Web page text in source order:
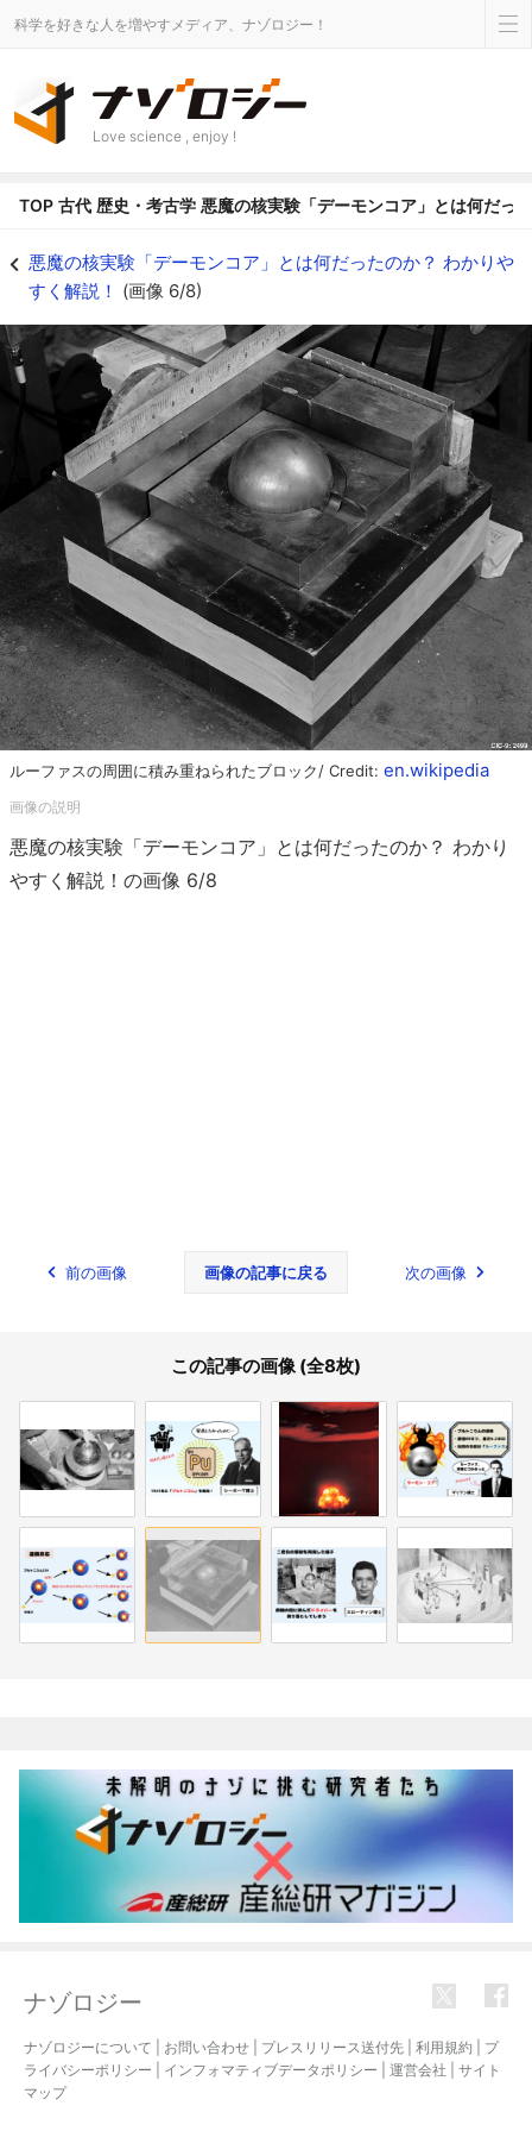
科学を好きな人を増やすメディア、ナゾロジー！
Love science , enjoy !
TOP 古代 歴史・考古学 悪魔の核実験「デーモンコア」とは何だっ
悪魔の核実験「デーモンコア」とは何だったのか？ わかりや
すく解説！ (画像 6/8)
ルーファスの周囲に積み重ねられたブロック/ Credit: en.wikipedia
悪魔の核実験「デーモンコア」とは何だったのか？ わかり
やすく解説！の画像 6/8
前の画像 画像の記事に戻る 次の画像
この記事の画像 (全8枚)
ナゾロジー
ナゾロジーについて お問い合わせ プレスリリース送付先 利用規約
プ
ライバシーポリシー
インフォマティブデータポリシー 運営会社
サイト
マップ